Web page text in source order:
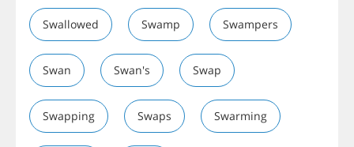
Swallowed Swamp Swampers
Swan Swan's Swap
Swapping Swaps Swarming